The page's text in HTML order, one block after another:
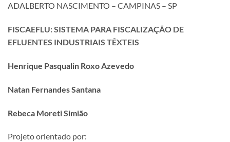
ADALBERTO NASCIMENTO – CAMPINAS – SP
FISCAEFLU: SISTEMA PARA FISCALIZAÇÃO DE
EFLUENTES INDUSTRIAIS TÊXTEIS
Henrique Pasqualin Roxo Azevedo
Natan Fernandes Santana
Rebeca Moreti Simião
Projeto orientado por: